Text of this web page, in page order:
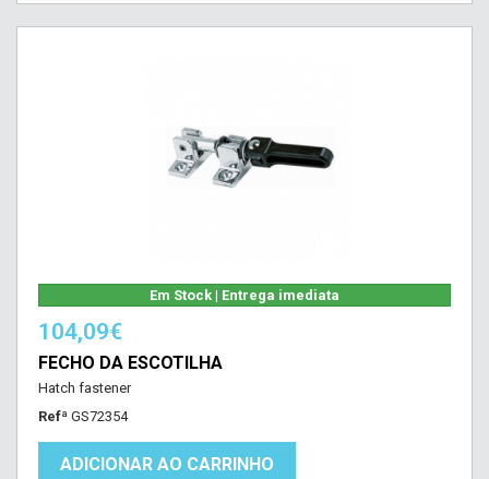
Em Stock | Entrega imediata
104,09€
FECHO DA ESCOTILHA
Hatch fastener
Refª GS72354
ADICIONAR AO CARRINHO